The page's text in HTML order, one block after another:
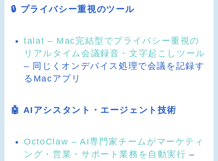
🔒 プライバシー重視のツール
talat – Mac完結型でプライバシー重視の
リアルタイム会議録音・文字起こしツール
– 同じくオンデバイス処理で会議を記録す
るMacアプリ
🤖 AIアシスタント・エージェント技術
OctoClaw – AI専門家チームがマーケティ
ング・営業・サポート業務を自動実行 –